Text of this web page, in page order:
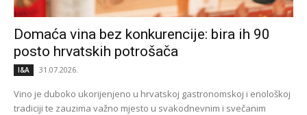
Domaća vina bez konkurencije: bira ih 90
posto hrvatskih potrošača
I&A 31.07.2026.
Vino je duboko ukorijenjeno u hrvatskoj gastronomskoj i enološkoj
tradiciji te zauzima važno mjesto u svakodnevnim i svečanim